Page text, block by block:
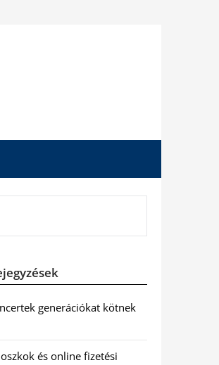
generációkat kötnek
és online fizetési